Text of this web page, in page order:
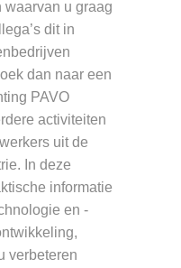
waarvan u graag
dit in
dan naar een
PAVO
activiteiten
uit de
In deze
informatie
en -
verbeteren